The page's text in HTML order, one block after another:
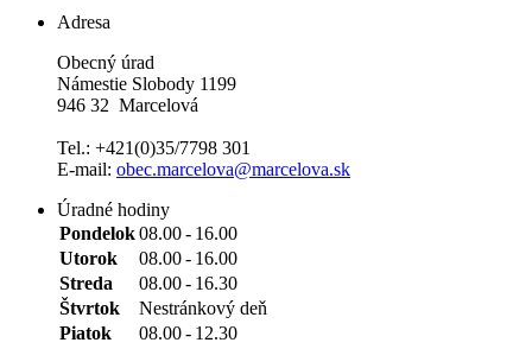
Adresa
Obecný úrad
Námestie Slobody 1199
946 32 Marcelová
Tel.: +421(0)35/7798 301
E-mail: obec.marcelova@marcelova.sk
Úradné hodiny
Pondelok08.00- 16.00
Utorok
08.00- 16.00
Streda
08.00- 16.30
Štvrtok
Nestránkový deň
Piatok
08.00- 12.30